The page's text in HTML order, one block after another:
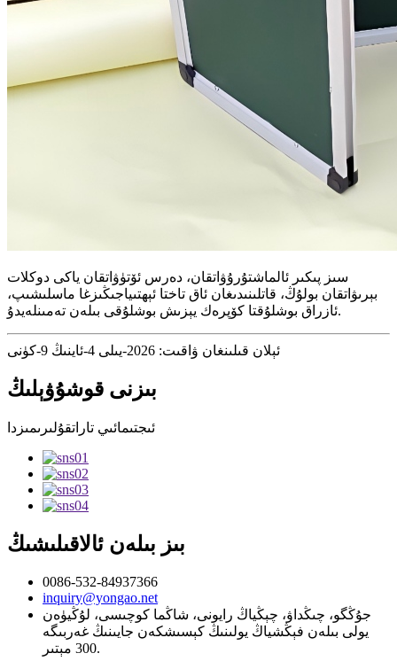
سىز پىكىر ئالماشتۇرۇۋاتقان، دەرس ئۆتۈۋاتقان ياكى دوكلات
بېرىۋاتقان بولۇڭ، قاتلىنىدىغان ئاق تاختا ئېھتىياجىڭىزغا ماسلىشىپ،
ئازراق بوشلۇقتا كۆپرەك يېزىش بوشلۇقى بىلەن تەمىنلەيدۇ.
ئېلان قىلىنغان ۋاقىت: 2026-يىلى 4-ئاينىڭ 9-كۈنى
بىزنى قوشۇۋېلىڭ
ئىجتىمائىي تاراتقۇلىرىمىزدا
بىز بىلەن ئالاقىلىشىڭ
0086-532-84937366
inquiry@yongao.net
جۇڭگو، چىڭداۋ، چېڭياڭ رايونى، شاڭما كوچىسى، لۇڭيۈەن
يولى بىلەن فېڭشياڭ يولىنىڭ كېسىشكەن جايىنىڭ غەربىگە
300 مېتىر.